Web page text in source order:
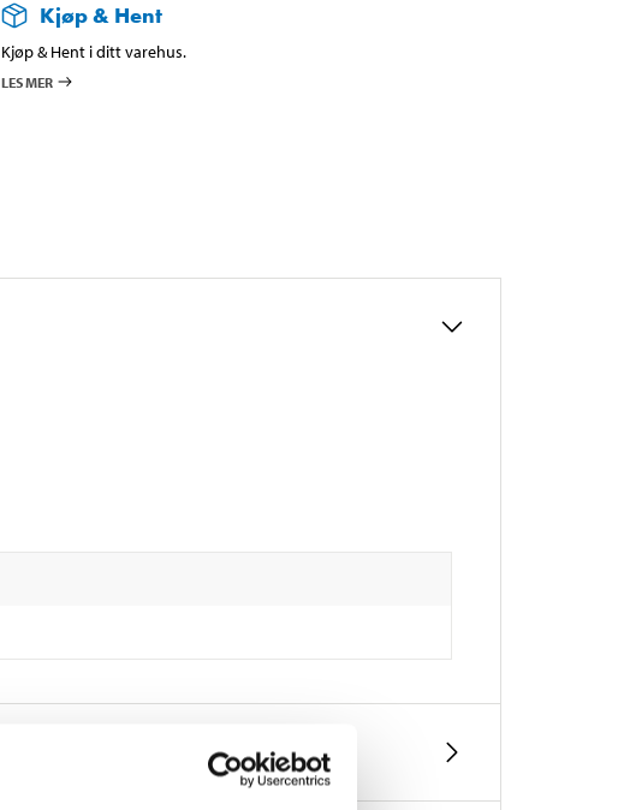
Kjøp & Hent
Kjøp & Hent i ditt varehus.
LES MER